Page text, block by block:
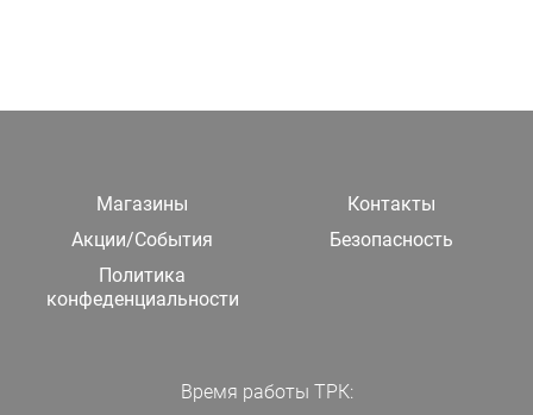
Магазины
Контакты
Акции/События
Безопасность
Политика
конфеденциальности
Время работы ТРК: